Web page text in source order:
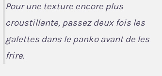
Pour une texture encore plus
croustillante, passez deux fois les
galettes dans le panko avant de les
frire.